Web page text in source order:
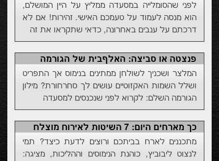
לפני שהסומלייה במסעדה ממליץ על היין המושלם,
הוא מנסה לעמוד על טעמכם האישי. זהירות! אם לא
דרכתם על ענבים באחרונה, כדאי שתקראו את זה
פנצטה או סביצה: האלףבית של הגורמה
המלצר ושכניך לשולחן ממתינים בנימוס אך התפריט
ושלל השמות האקזוטיים עושים לך סחרחורת? מילון
הגורמה השלם: לקרוא לפני שנכנסים למסעדה
כך מארחים היום: 7 השיטות לאירוח מוצלח
מתכננים לארח בביתכם ורוצים לדעת כיצד? תמי
לנצוט ליבוביץ, כוהנת הנימוסים וההליכות, מציגה: